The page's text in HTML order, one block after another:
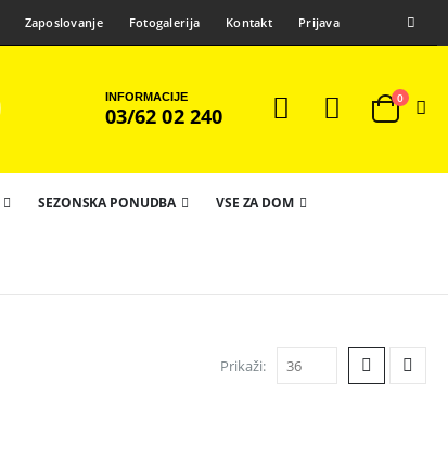
Zaposlovanje Fotogalerija Kontakt Prijava
INFORMACIJE
03/62 02 240
0
SEZONSKA PONUDBA VSE ZA DOM
Prikaži: